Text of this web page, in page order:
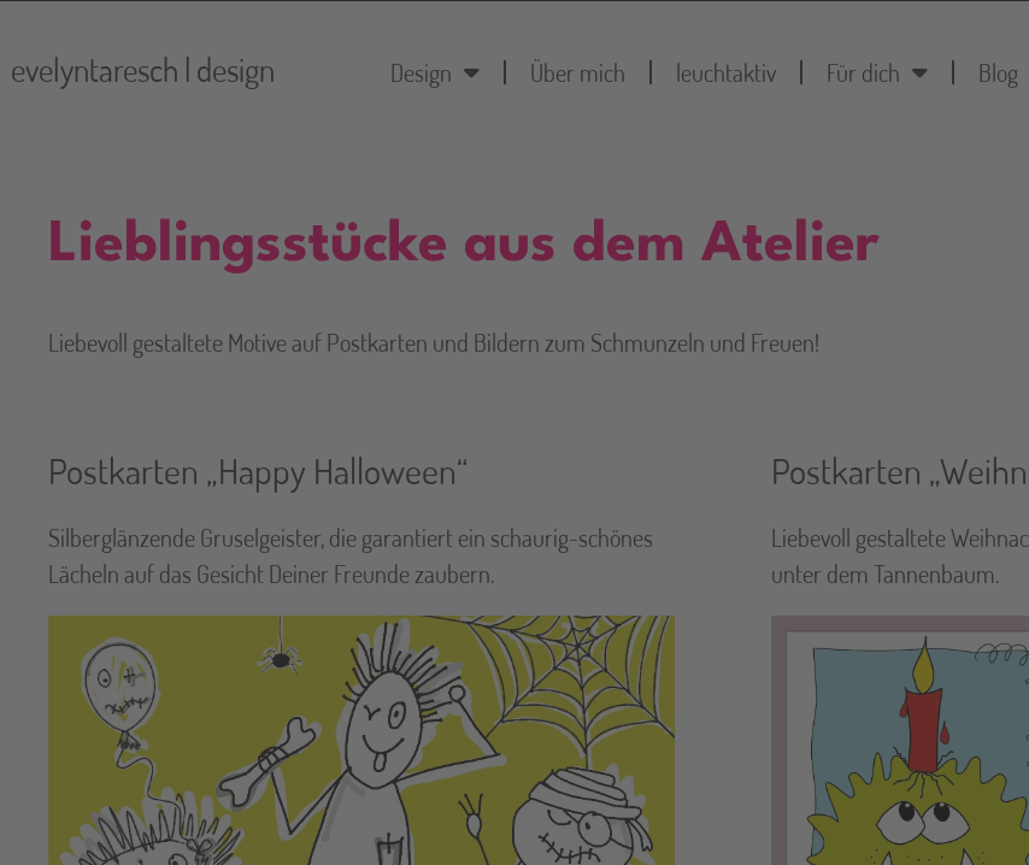
evelyntaresch | design Design Über mich leuchtaktiv Für dich Blog
Lieblingsstücke aus dem Atelier
Liebevoll gestaltete Motive auf Postkarten und Bildern zum Schmunzeln und Freuen!
Postkarten „Happy Halloween“
Silberglänzende Gruselgeister, die garantiert ein schaurig-schönes
Lächeln auf das Gesicht Deiner Freunde zaubern.
Postkarten
Liebevoll gestaltete
unter dem Tannenbaum.